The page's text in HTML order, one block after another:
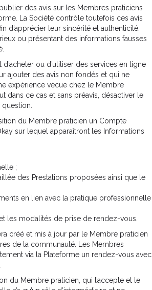
des avis sur les Membres praticiens
La Société contrôle toutefois ces avis
d’apprécier leur sincérité et authenticité.
ou présentant des informations fausses
d’acheter ou d’utiliser des services en ligne
ajouter des avis non fondés et qui ne
expérience vécue chez le Membre
dans ce cas et sans préavis, désactiver le
du Membre praticien un Compte
sur lequel apparaîtront les Informations
;
des Prestations proposées ainsi que le
en lien avec la pratique professionnelle
les modalités de prise de rendez-vous.
créé et mis à jour par le Membre praticien
de la communauté. Les Membres
via la Plateforme un rendez-vous avec
du Membre praticien, qui l’accepte et le